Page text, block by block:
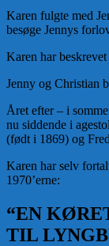
Karen fulgte med
besøge Jennys
Karen har
Jenny og Christian
Året efter – i
nu siddende i
(født i 1869) og
Karen har selv
1970’erne:
“EN
TIL